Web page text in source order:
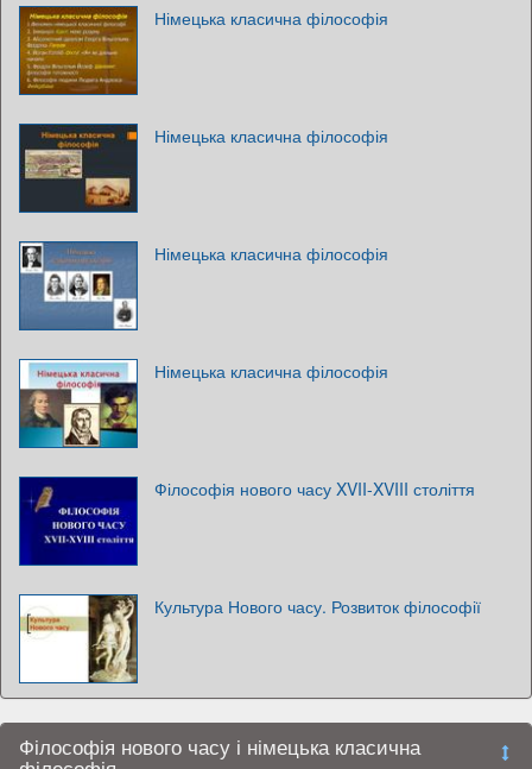
Німецька класична філософія
Німецька класична філософія
Німецька класична філософія
Німецька класична філософія
Філософія нового часу XVII-XVIII століття
Культура Нового часу. Розвиток філософії
Філософія нового часу і німецька класична